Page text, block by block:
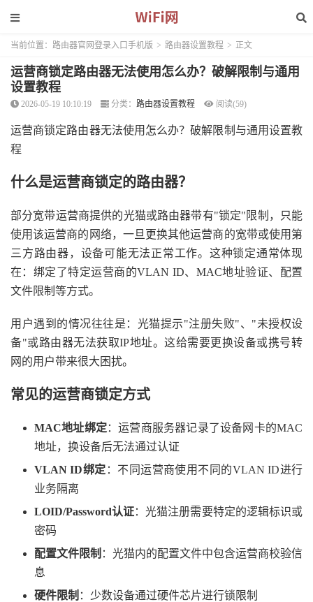
当前位置： 路由器官网登录入口手机版 > 路由器设置教程 > 正文
运营商锁定路由器无法使用怎么办？破解限制与通用
设置教程
2026-05-19 10:10:19 分类： 路由器设置教程 阅读(59)
运营商锁定路由器无法使用怎么办？破解限制与通用设置教
程
什么是运营商锁定的路由器？
部分宽带运营商提供的光猫或路由器带有"锁定"限制，只能
使用该运营商的网络，一旦更换其他运营商的宽带或使用第
三方路由器，设备可能无法正常工作。这种锁定通常体现
在：绑定了特定运营商的VLAN ID、MAC地址验证、配置
文件限制等方式。
用户遇到的情况往往是：光猫提示"注册失败"、"未授权设
备"或路由器无法获取IP地址。这给需要更换设备或携号转
网的用户带来很大困扰。
常见的运营商锁定方式
MAC地址绑定：运营商服务器记录了设备网卡的MAC
地址，换设备后无法通过认证
VLAN ID绑定 ：不同运营商使用不同的VLAN ID进行
业务隔离
LOID/Password认证：光猫注册需要特定的逻辑标识或
密码
配置文件限制 ：光猫内的配置文件中包含运营商校验信
息
硬件限制 ：少数设备通过硬件芯片进行锁限制